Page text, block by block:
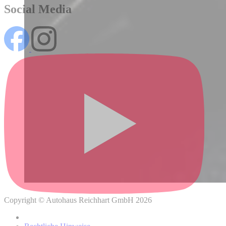
Wo können Sie weitere Informationen über die Verarbeitung
Ihrer personenbezogenen Daten und Ihrer damit
verbundenen Rechte finden?
Social Media
Copyright © Autohaus Reichhart GmbH 2026